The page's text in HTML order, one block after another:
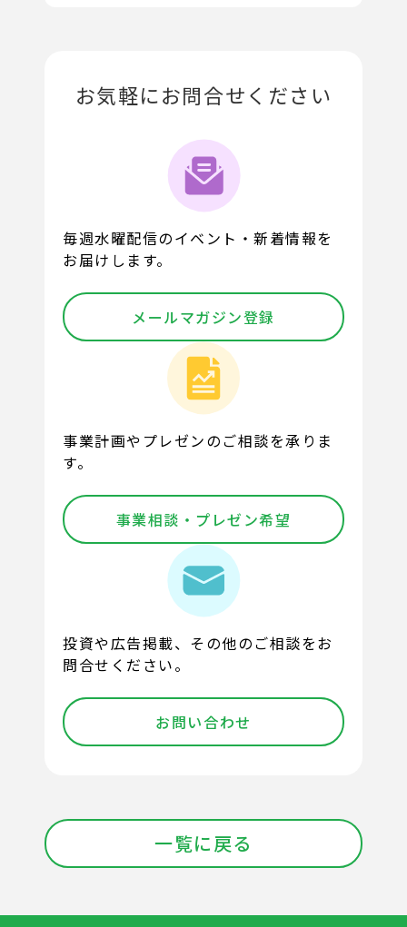
お気軽にお問合せください
毎週水曜配信のイベント・新着情報を
お届けします。
メールマガジン登録
事業計画やプレゼンのご相談を承りま
す。
事業相談・プレゼン希望
投資や広告掲載、その他のご相談をお
問合せください。
お問い合わせ
一覧に戻る